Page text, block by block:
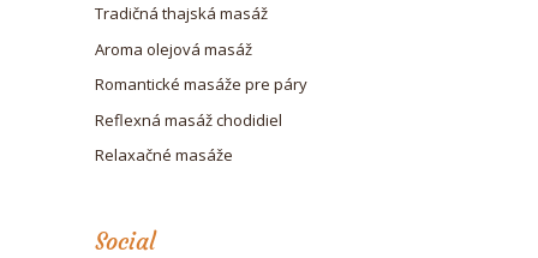
Tradičná thajská masáž
Aroma olejová masáž
Romantické masáže pre páry
Reflexná masáž chodidiel
Relaxačné masáže
Social